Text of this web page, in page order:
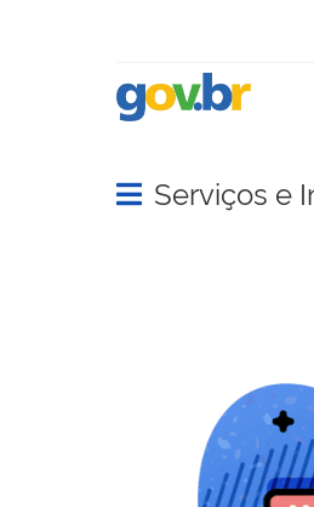
Abrir menu
Serviços e